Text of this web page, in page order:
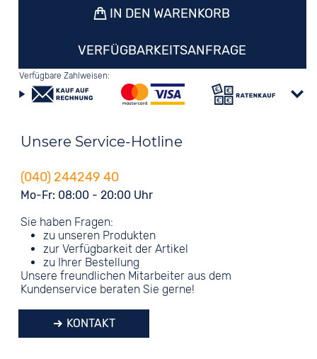
IN DEN WARENKORB
VERFÜGBARKEITSANFRAGE
Verfügbare Zahlweisen:
Unsere Service-Hotline
(040) 244249 40
Mo-Fr: 08:00 - 20:00 Uhr
Sie haben Fragen:
zu unseren Produkten
zur Verfügbarkeit der Artikel
zu Ihrer Bestellung
Unsere freundlichen Mitarbeiter aus dem
Kundenservice beraten Sie gerne!
KONTAKT